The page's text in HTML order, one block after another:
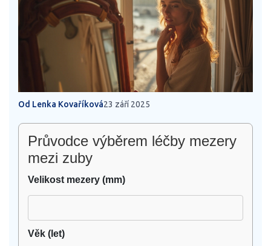
Od Lenka Kovaříková23 září 2025
Průvodce výběrem léčby mezery
mezi zuby
Velikost mezery (mm)
Věk (let)